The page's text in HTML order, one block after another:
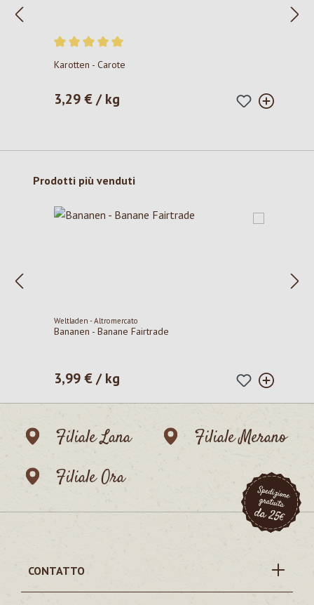
Valutazione media di 5 su 5 stelle
Karotten - Carote
Prezzo normale:
3,29 € / kg
Salta la galleria dei prodotti
Prodotti più venduti
Weltladen - Altromercato
Bananen - Banane Fairtrade
Prezzo normale:
3,99 € / kg
Filiale Lana
Filiale Merano
Filiale Ora
CONTATTO